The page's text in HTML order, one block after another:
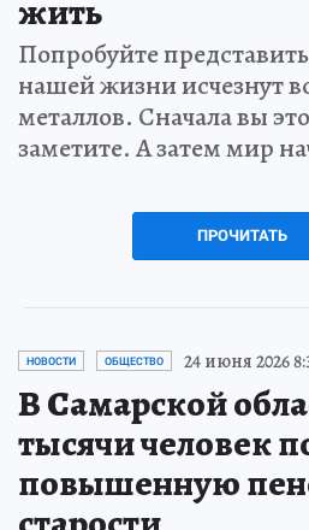
жить
Попробуйте
нашей жизни исчезнут
металлов. Сначала вы
заметите. А затем мир
ПРОЧИТАТЬ
НОВОСТИ ОБЩЕСТВО 24 июня 2026
В Самарской
тысячи человек
повышенную